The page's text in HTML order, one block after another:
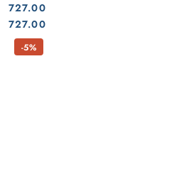
Cena:
727.00
Cena:
727.00
-5%